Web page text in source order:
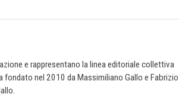
e rappresentano la linea editoriale collettiva
nel 2010 da Massimiliano Gallo e Fabrizio